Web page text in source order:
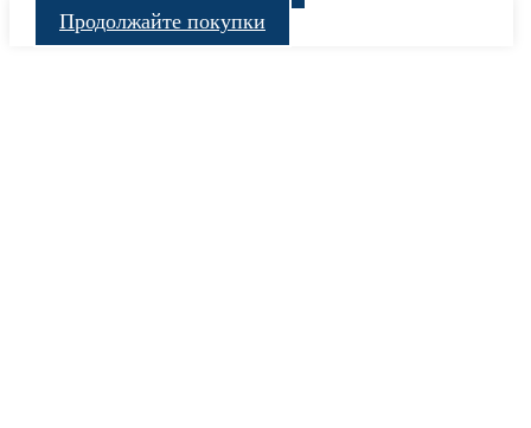
Продолжайте покупки